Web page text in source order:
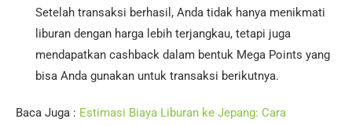
Setelah transaksi berhasil, Anda tidak hanya menikmati
liburan dengan harga lebih terjangkau, tetapi juga
mendapatkan cashback dalam bentuk Mega Points yang
bisa Anda gunakan untuk transaksi berikutnya.
Baca Juga : Estimasi Biaya Liburan ke Jepang: Cara